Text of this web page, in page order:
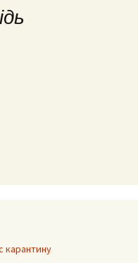
карантину